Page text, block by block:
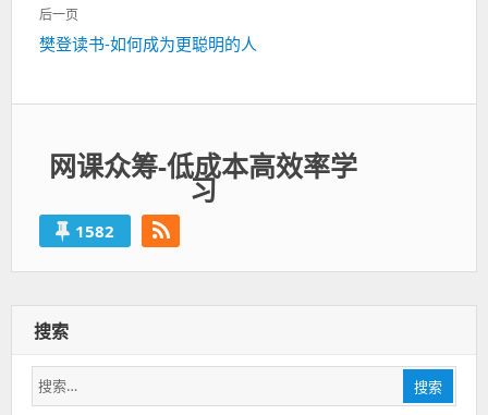
航
一
后一页
下
樊登读书-如何成为更聪明的人
网课众筹-低成本高效率学
习
1582
搜索
搜
索：
搜索